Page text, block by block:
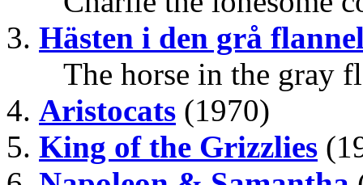
Hästen i den grå
The horse in the gray
Aristocats (1970)
King of the Grizzlies